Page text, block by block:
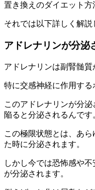
置き換えのダイエット方
それでは以下詳しく解説
アドレナリンが分泌
アドレナリンは副腎髄質
特に交感神経に作用する
このアドレナリンが分
陥ると分泌されるんです
この極限状態とは、あ
た時に分泌されます。
しかし今では恐怖感や
が分泌されます。